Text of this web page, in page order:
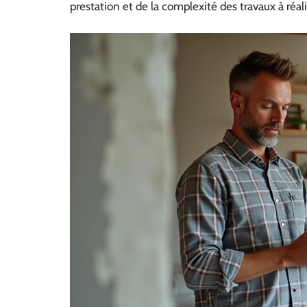
prestation et de la complexité des travaux à